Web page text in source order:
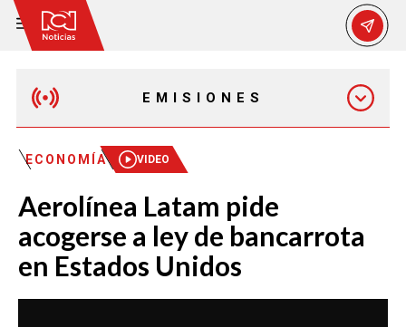
EMISIONES
MAÑANA EXPRESS
EMISIÓN 12:30 PM
EMISIÓN 7:00 PM
ECONOMÍA VIDEO
Aerolínea Latam pide
acogerse a ley de bancarrota
en Estados Unidos